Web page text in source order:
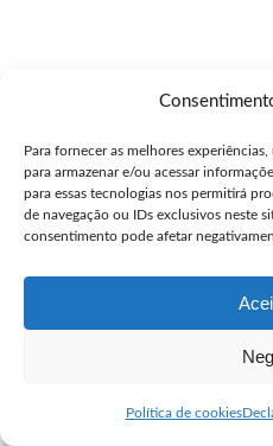
Para fornecer as melhores
para armazenar e/ou acessar
para essas tecnologias nos permitirá
de navegação ou IDs exclusivos neste
consentimento pode afetar
Política de cookies